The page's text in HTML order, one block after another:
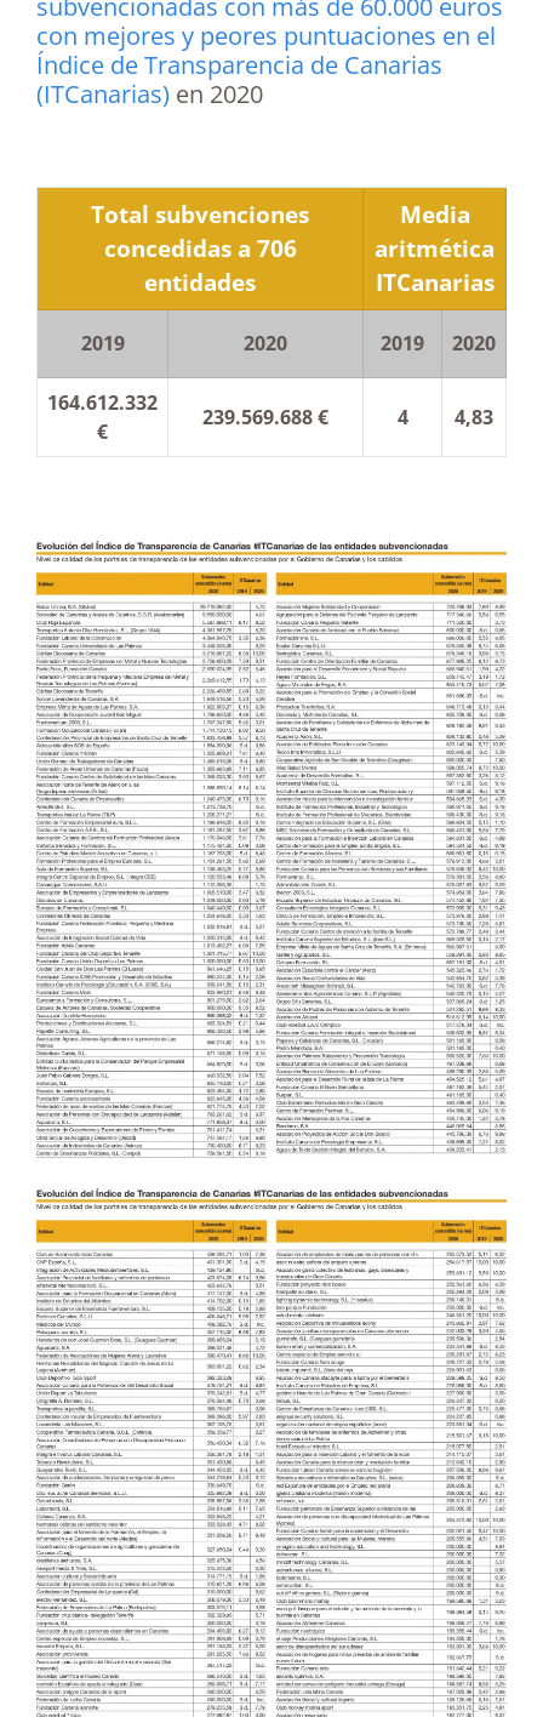
subvencionadas con más de 60.000 euros
con mejores y peores puntuaciones en el
Índice de Transparencia de Canarias
(ITCanarias) en 2020
Total subvenciones
concedidas a 706
entidades
Media
aritmética
ITCanarias
2019 2020 2019 2020
164.612.332
€
239.569.688 € 4 4,83